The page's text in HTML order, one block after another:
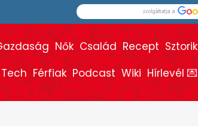
Nők Család Recept Sztorik
Tech Férfiak Podcast Wiki Hírlevél 💌